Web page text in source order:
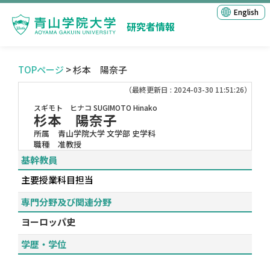
研究者情報
English
TOPページ > 杉本 陽奈子
（最終更新日 : 2024-03-30 11:51:26）
スギモト ヒナコ SUGIMOTO Hinako
杉本 陽奈子
所属
青山学院大学 文学部 史学科
職種
准教授
基幹教員
主要授業科目担当
専門分野及び関連分野
ヨーロッパ史
学歴・学位